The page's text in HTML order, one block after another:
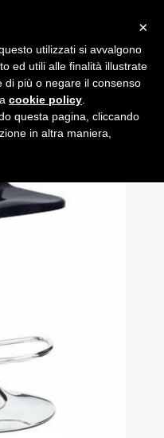
0
×
utilizzati si avvalgono
ed utili alle finalità illustrate
di più o negare il consenso
cookie policy
questa pagina, cliccando
in altra maniera,